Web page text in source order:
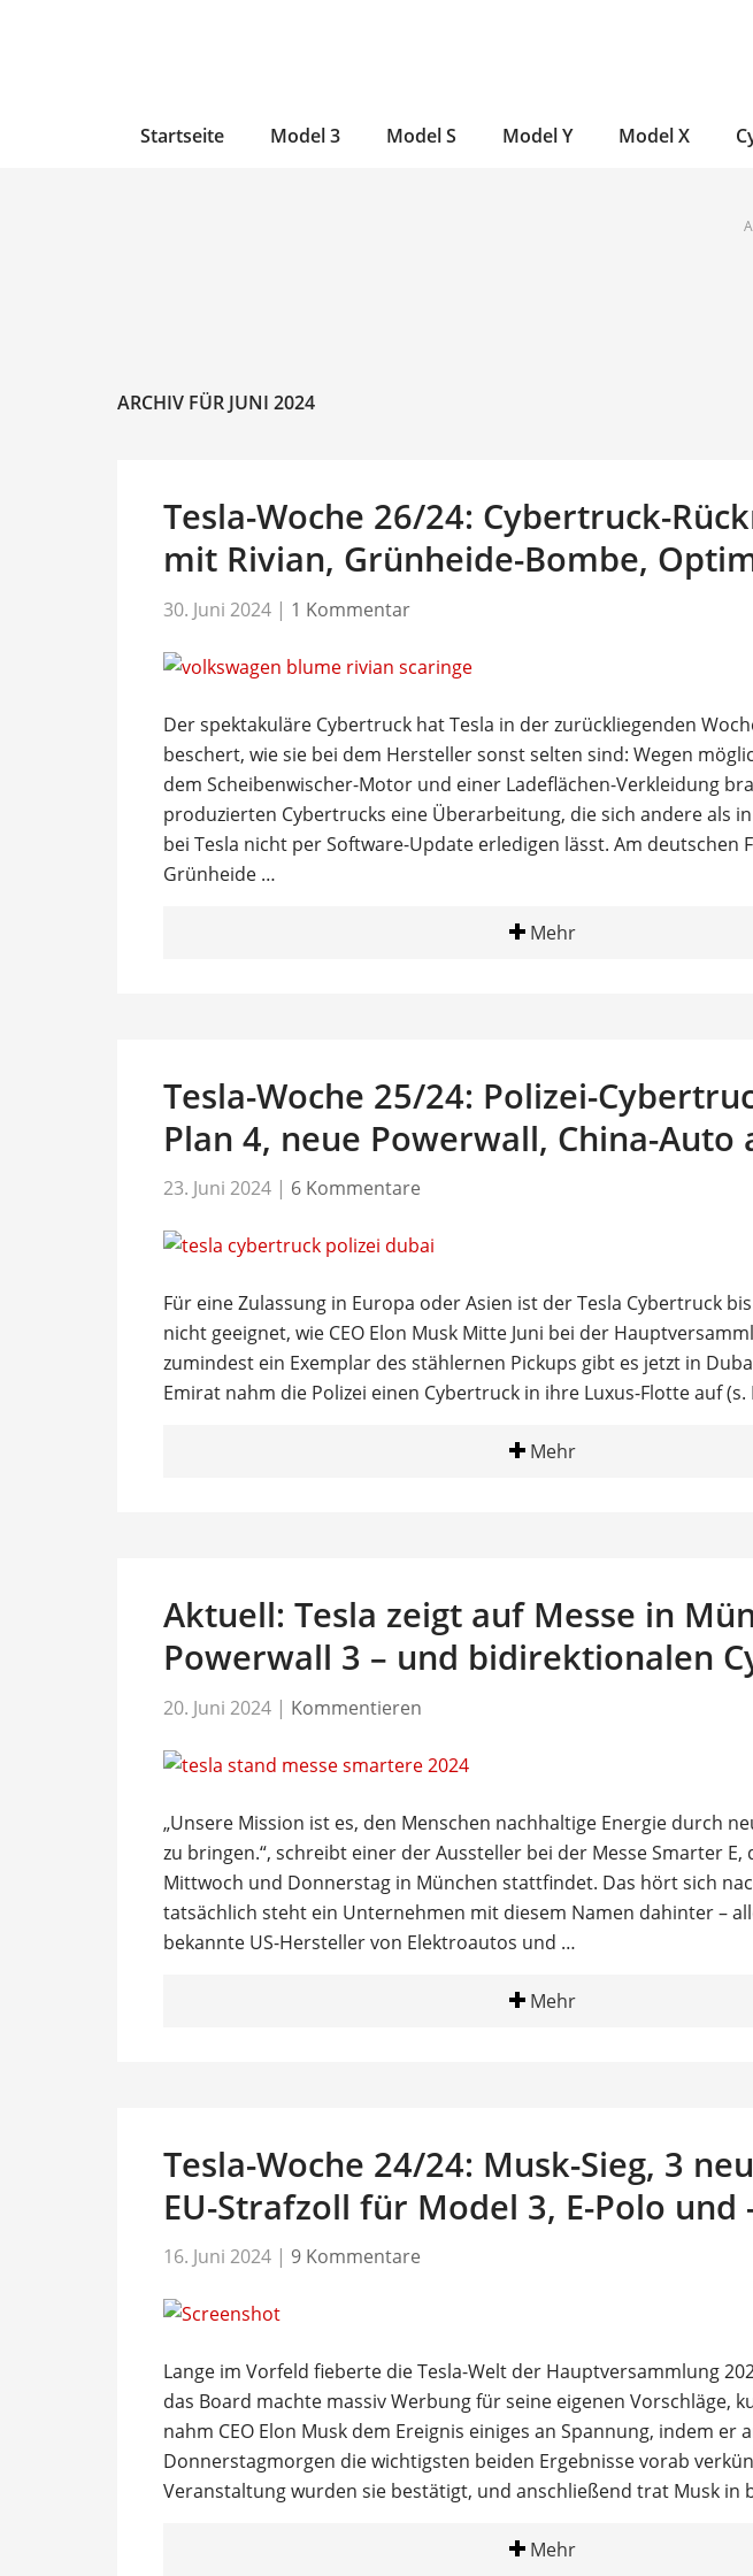
Startseite Model 3 Model S Model Y Model X
ARCHIV FÜR JUNI 2024
Tesla-Woche 26/24: Cybertruck-
mit Rivian, Grünheide-Bombe,
30. Juni 2024 | 1 Kommentar
Der spektakuläre Cybertruck hat Tesla in der zurückliegenden
beschert, wie sie bei dem Hersteller sonst selten sind: Wegen
dem Scheibenwischer-Motor und einer Ladeflächen-Verkleidung
produzierten Cybertrucks eine Überarbeitung, die sich andere als
bei Tesla nicht per Software-Update erledigen lässt. Am deutschen
Grünheide …
Mehr
Tesla-Woche 25/24: Polizei-
Plan 4, neue Powerwall, China-Auto
23. Juni 2024 | 6 Kommentare
Für eine Zulassung in Europa oder Asien ist der Tesla Cybertruck
nicht geeignet, wie CEO Elon Musk Mitte Juni bei der
zumindest ein Exemplar des stählernen Pickups gibt es jetzt in
Emirat nahm die Polizei einen Cybertruck in ihre Luxus-Flotte auf
Mehr
Aktuell: Tesla zeigt auf Messe in
Powerwall 3 – und bidirektionalen
20. Juni 2024 | Kommentieren
„Unsere Mission ist es, den Menschen nachhaltige Energie durch
zu bringen.“, schreibt einer der Aussteller bei der Messe Smarter E,
Mittwoch und Donnerstag in München stattfindet. Das hört sich
tatsächlich steht ein Unternehmen mit diesem Namen dahinter –
bekannte US-Hersteller von Elektroautos und …
Mehr
Tesla-Woche 24/24: Musk-Sieg, 3
EU-Strafzoll für Model 3, E-Polo und
16. Juni 2024 | 9 Kommentare
Lange im Vorfeld fieberte die Tesla-Welt der Hauptversammlung
das Board machte massiv Werbung für seine eigenen Vorschläge,
nahm CEO Elon Musk dem Ereignis einiges an Spannung, indem er
Donnerstagmorgen die wichtigsten beiden Ergebnisse vorab
Veranstaltung wurden sie bestätigt, und anschließend trat Musk in
Mehr